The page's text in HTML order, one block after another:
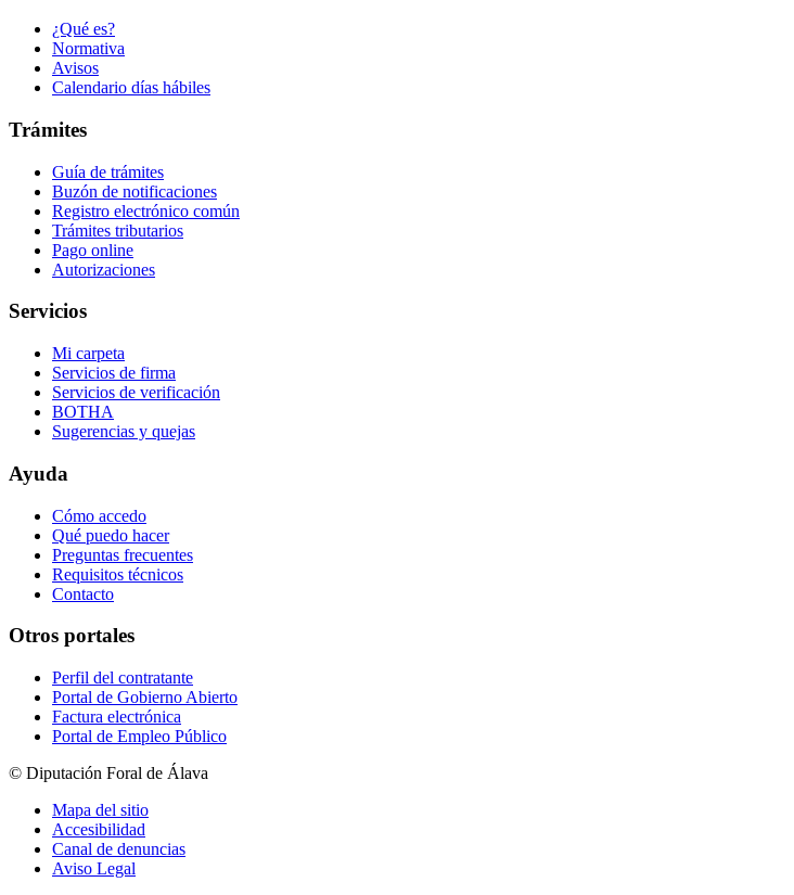
¿Qué es?
Normativa
Avisos
Calendario días hábiles
Trámites
Guía de trámites
Buzón de notificaciones
Registro electrónico común
Trámites tributarios
Pago online
Autorizaciones
Servicios
Mi carpeta
Servicios de firma
Servicios de verificación
BOTHA
Sugerencias y quejas
Ayuda
Cómo accedo
Qué puedo hacer
Preguntas frecuentes
Requisitos técnicos
Contacto
Otros portales
Perfil del contratante
Portal de Gobierno Abierto
Factura electrónica
Portal de Empleo Público
© Diputación Foral de Álava
Mapa del sitio
Accesibilidad
Canal de denuncias
Aviso Legal